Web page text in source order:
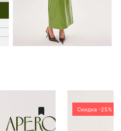
Скидка -25%